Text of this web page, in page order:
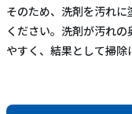
そのため、洗剤を汚れ
ください。洗剤が汚れ
やすく、結果として掃除